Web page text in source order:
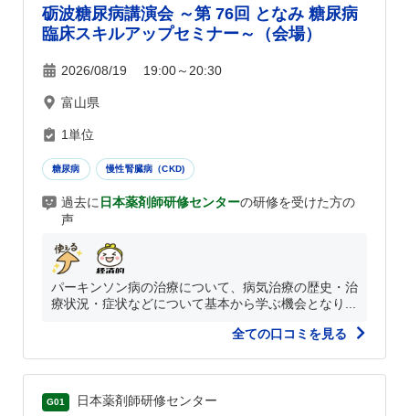
砺波糖尿病講演会 ～第 76回 となみ 糖尿病
臨床スキルアップセミナー～（会場）
2026/08/19 19:00～20:30
富山県
1単位
糖尿病 慢性腎臓病（CKD)
過去に 日本薬剤師研修センターの研修を受けた方の
声
パーキンソン病の治療について、病気治療の歴史・治
療状況・症状などについて基本から学ぶ機会となり...
全ての口コミを見る
G01 日本薬剤師研修センター